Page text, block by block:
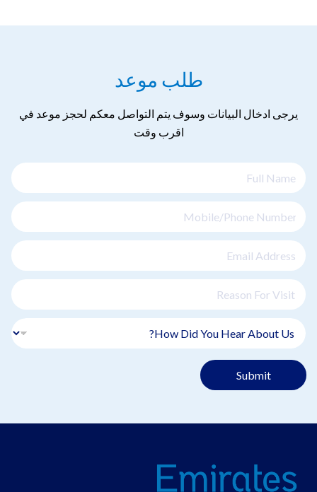
طلب موعد
يرجى ادخال البيانات وسوف يتم التواصل معكم لحجز موعد في
اقرب وقت
Submit